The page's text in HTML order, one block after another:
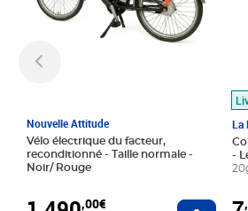
Nouvelle Attitude
Vélo électrique du facteur,
reconditionné - Taille normale -
Noir/ Rouge
,00€ Ajouter
La
-